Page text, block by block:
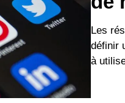
Les
définir
à